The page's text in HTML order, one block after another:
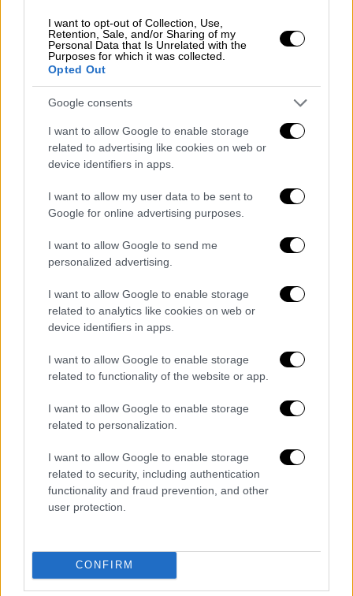
I want to opt-out of Collection, Use,
Retention, Sale, and/or Sharing of my
Personal Data that Is Unrelated with the
Purposes for which it was collected.
Opted Out
Google consents
I want to allow Google to enable storage
related to advertising like cookies on web or
device identifiers in apps.
I want to allow my user data to be sent to
Google for online advertising purposes.
I want to allow Google to send me
personalized advertising.
I want to allow Google to enable storage
related to analytics like cookies on web or
device identifiers in apps.
I want to allow Google to enable storage
related to functionality of the website or app.
I want to allow Google to enable storage
related to personalization.
I want to allow Google to enable storage
related to security, including authentication
functionality and fraud prevention, and other
user protection.
CONFIRM
σημαντικά στρατιωτικά την Ουκρανία για να
αντιμετωπίσει τις επιθέσεις της Ρωσίας. Γι'
αυτό η φωτογραφία αυτή είναι κάτι
παραπάνω από ακατανόητη για μένα, ειδικά
από την άποψη ενός μέλους του ΝΑΤΟ».
ΟΛΕΣ ΟΙ ΕΙΔΗΣΕΙΣ
Στο στόχαστρο της κλιματικής αλλαγής η
Ελλάδα: Μεγάλες φωτιές, καύσωνες και
μειωμένη υγρασία – Τριπλασιάστηκαν οι
θερμές ημέρες στη χώρα μας
Κ. Σκρέκας στην «Η»: Σχεδόν 500 εκ. τον
Ιούλιο από το μηχανισμό - Η ελληνική
πρόταση στο Συμβούλιο υπουργών
Ενέργειας
Τραγωδία στο Μάτι: Συγκλονιστικό
αδημοσίευτο υλικό από τη φωτιά που άφησε
πίσω της πάνω από 100 νεκρούς
κατέκλυσαν τις ακτές του Ισραήλ
Διαβάστε ακόμη
Εκείνος που άλλαξε την πορεία της
Ιστορίας!
Ελισάβετ Κωνσταντινίδου στο ethnos.gr: